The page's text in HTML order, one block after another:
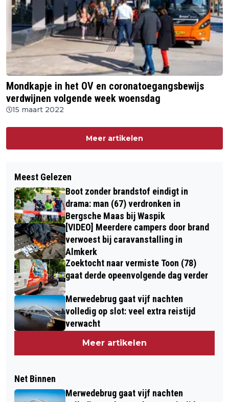
Mondkapje in het OV en coronatoegangsbewijs
verdwijnen volgende week woensdag
15 maart 2022
Meer artikelen
Meest Gelezen
Boot zonder brandstof eindigt in
drama: man (67) verdronken in
Bergsche Maas bij Waspik
[VIDEO] Meerdere campers door brand
verwoest bij caravanstalling in
Almkerk
Zoektocht naar vermiste Toon (78)
gaat derde opeenvolgende dag verder
Merwedebrug gaat vijf nachten
volledig op slot: veel extra reistijd
verwacht
Meer artikelen
Net Binnen
Merwedebrug gaat vijf nachten